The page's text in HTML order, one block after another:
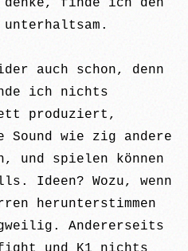
finde ich den
unterhaltsam.
auch schon, denn
ich nichts
produziert,
wie zig andere
und spielen können
Ideen? Wozu, wenn
herunterstimmen
Andererseits